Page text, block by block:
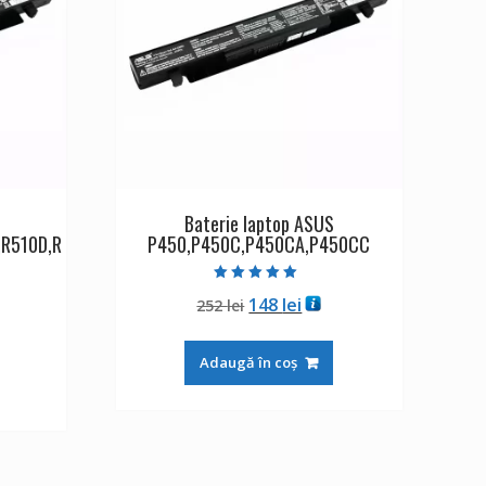
Baterie laptop ASUS
P450,P450C,P450CA,P450CC
5.00
din 5
252lei Prețul
a
fost:
148 leiPrețul
este:
148 lei.
Adaugă în coș